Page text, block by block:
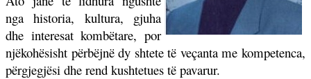
nga historia, kultura, gjuha
dhe interesat kombëtare, por
njëkohësisht përbëjnë dy shtete të veçanta me kompetenca,
përgjegjësi dhe rend kushtetues të pavarur.